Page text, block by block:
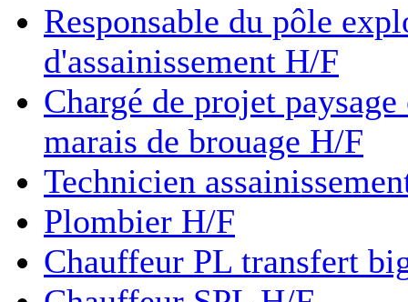
Responsable du pôle
d'assainissement H/F
Chargé de projet
marais de brouage H/F
Technicien
Plombier H/F
Chauffeur PL transfert